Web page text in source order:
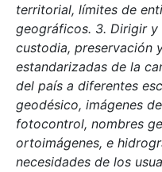
territorial, límites de
geográficos. 3. Dirigir
custodia, preservación
estandarizadas de la
del país a diferentes
geodésico, imágenes
fotocontrol, nombres
ortoimágenes, e
necesidades de los